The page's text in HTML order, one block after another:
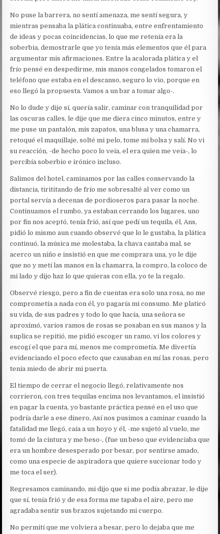
No puse la barrera, no sentí amenaza, me sentí segura, y
mientras pensaba la plática continuaba, entre enfrentamiento
de ideas y pocas coincidencias, lo que me retenía era la
soberbia, demostrarle que yo tenía más elementos que él para
argumentar mis afirmaciones. Entre la acalorada plática y el
frío pensé en despedirme, mis manos congelados tomaron el
teléfono que estaba en el descanso, seguro lo vio, porque en
eso llegó la propuesta. Vamos a un bar a tomar algo-.
No lo dude y dije sí, quería salir, caminar con tranquilidad por
las oscuras calles, le dije que me diera cinco minutos, entre y
me puse un pantalón, mis zapatos, una blusa y una chamarra,
retoqué el maquillaje, solté mi pelo, tome mi bolsa y salí. No vi
su reacción, -de hecho poco lo veía, el era quien me veía-, lo
percibía soberbio e irónico incluso.
Salimos del hotel, caminamos por las calles conservando la
distancia, tirititando de frío me sobresalté al ver como un
portal servía a decenas de pordioseros para pasar la noche.
Continuamos el rumbo, ya estaban cerrando los lugares, uno
por fin nos aceptó, tenía frió, así que pedí un tequila, él, Ans,
pidió lo mismo aun cuando observé que lo le gustaba, la plática
continuó, la música me molestaba, la chava cantaba mal, se
acerco un niño e insistió en que me comprara una, yo le dije
que no y metí las manos en la chamarra, la compro, la coloco de
mi lado y dijo haz lo que quieras con ella, yo te la regalo.
Observé riesgo, pero a fin de cuentas era solo una rosa, no me
comprometía a nada con él, yo pagaría mi consumo. Me platicó
su vida, de sus padres y todo lo que hacía, una señora se
aproximó, varios ramos de rosas se posaban en sus manos y la
suplica se repitió, me pidió escoger un ramo, vi los colores y
escogí el que para mí, menos me comprometía. Me divertía
evidenciando el poco efecto que causaban en mí las rosas, pero
tenía miedo de abrir mi puerta.
El tiempo de cerrar el negocio llegó, relativamente nos
corrieron, con tres tequilas encima nos levantamos, el insistió
en pagar la cuenta, yo bastante práctica pensé en el uso que
podría darle a ese dinero, Así nos pusimos a caminar cuando la
fatalidad me llegó, caía a un hoyo y él, -me sujetó al vuelo, me
tomó de la cintura y me beso-, (fue un beso que evidenciaba que
era un hombre desesperado por besar, por sentirse amado,
como una especie de aspiradora que quiere succionar todo y
me toca el ser).
Regresamos caminando, mi dijo que si me podía abrazar, le dije
que sí, tenía frió y de esa forma me tapaba el aire, pero me
agradaba sentir sus brazos sujetando mi cuerpo.
No permití que me volviera a besar, pero lo dejaba que me